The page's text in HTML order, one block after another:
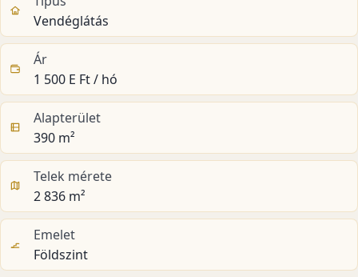
Vendéglátás
Ár
1 500 E Ft / hó
Alapterület
390 m²
Telek mérete
2 836 m²
Emelet
Földszint